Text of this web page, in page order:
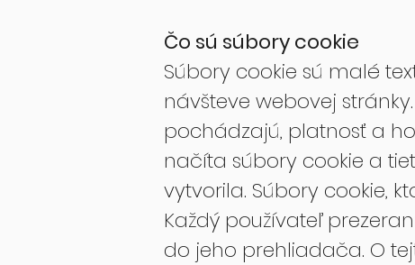
Čo sú súbory cookie
Súbory cookie sú malé
návšteve webovej
pochádzajú, platnosť a
načíta súbory cookie a
vytvorila. Súbory cookie,
Každý používateľ
do jeho prehliadača. O